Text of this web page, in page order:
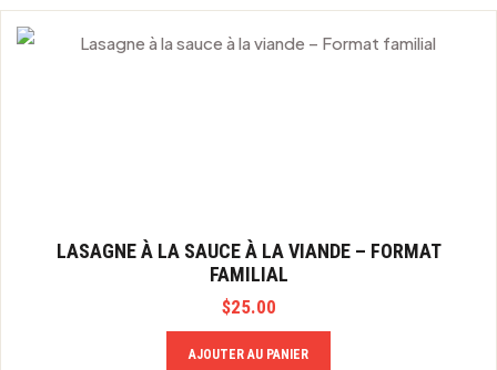
LASAGNE À LA SAUCE À LA VIANDE – FORMAT
FAMILIAL
$25.00
AJOUTER AU PANIER